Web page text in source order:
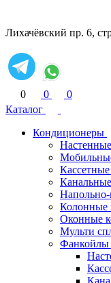
Лихачёвский пр. 6,
0 0
0
Каталог
Кондиционеры
Колонные
Оконные
Мульти
Фанкойлы